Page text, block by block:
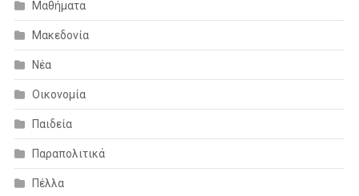
Μαθήματα
Μακεδονία
Νέα
Οικονομία
Παιδεία
Παραπολιτικά
Πέλλα